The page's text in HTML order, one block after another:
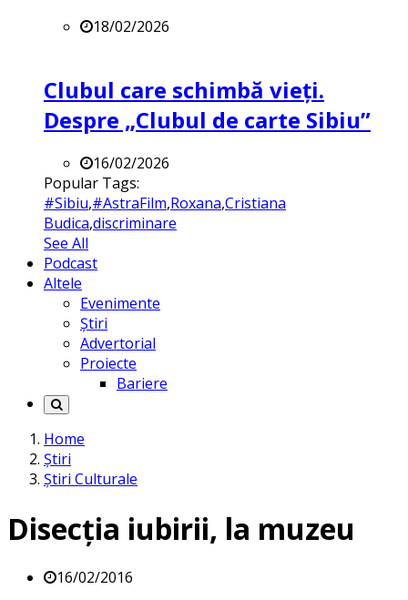
18/02/2026
Clubul care schimbă vieți.
Despre „Clubul de carte Sibiu”
16/02/2026
Popular Tags:
#Sibiu,#AstraFilm,Roxana,Cristiana
Budica,discriminare
See All
Podcast
Altele
Evenimente
Știri
Advertorial
Proiecte
Bariere
Home
Știri
Știri Culturale
Disecția iubirii, la muzeu
16/02/2016